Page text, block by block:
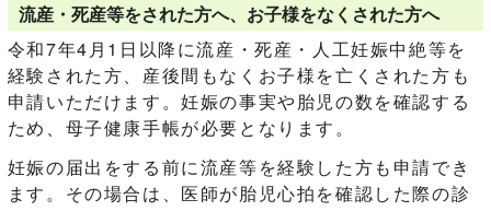
流産・死産等をされた方へ、お子様をなくされた方へ
令和7年4月1日以降に流産・死産・人工妊娠中絶等を
経験された方、産後間もなくお子様を亡くされた方も
申請いただけます。妊娠の事実や胎児の数を確認する
ため、母子健康手帳が必要となります。
妊娠の届出をする前に流産等を経験した方も申請でき
ます。その場合は、医師が胎児心拍を確認した際の診